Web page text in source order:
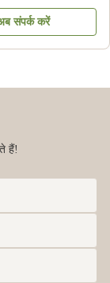
शिफ्ट कंट्रोल
8-98219761-0
संपर्क करें
हैं!